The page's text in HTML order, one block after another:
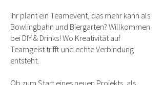
Ihr plant ein Teamevent, das mehr kann als
Bowlingbahn und Biergarten? Willkommen
bei DIY & Drinks! Wo Kreativität auf
Teamgeist trifft und echte Verbindung
entsteht.
Ob zum Start eines neuen Projekts, als